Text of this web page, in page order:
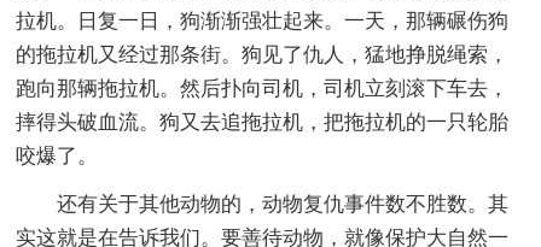
拉机。日复一日，狗渐渐强壮起来。一天，那辆碾伤狗
的拖拉机又经过那条街。狗见了仇人，猛地挣脱绳索，
跑向那辆拖拉机。然后扑向司机，司机立刻滚下车去，
摔得头破血流。狗又去追拖拉机，把拖拉机的一只轮胎
咬爆了。
还有关于其他动物的，动物复仇事件数不胜数。其
实这就是在告诉我们。要善待动物，就像保护大自然一